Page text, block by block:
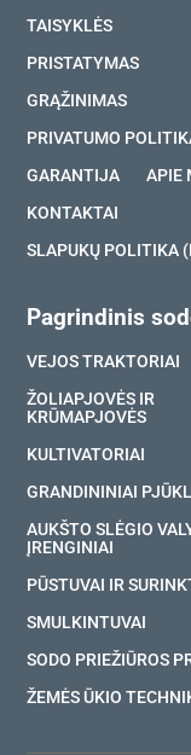
TAISYKLĖS
PRISTATYMAS
GRĄŽINIMAS
PRIVATUMO
GARANTIJA
APIE
KONTAKTAI
SLAPUKŲ POLITIKA
Pagrindinis
VEJOS TRAKTORIAI
ŽOLIAPJOVĖS IR
KRŪMAPJOVĖS
KULTIVATORIAI
GRANDININIAI
AUKŠTO SLĖGIO
ĮRENGINIAI
PŪSTUVAI IR
SMULKINTUVAI
SODO PRIEŽIŪROS
ŽEMĖS ŪKIO